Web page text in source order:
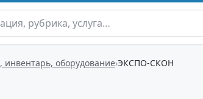
оборудование ЭКСПО-СКОН